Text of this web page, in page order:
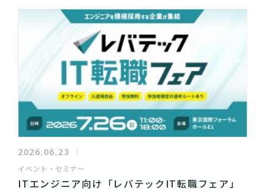
2026.06.23
イベント・セミナー
ITエンジニア向け「レバテックIT転職フェア」